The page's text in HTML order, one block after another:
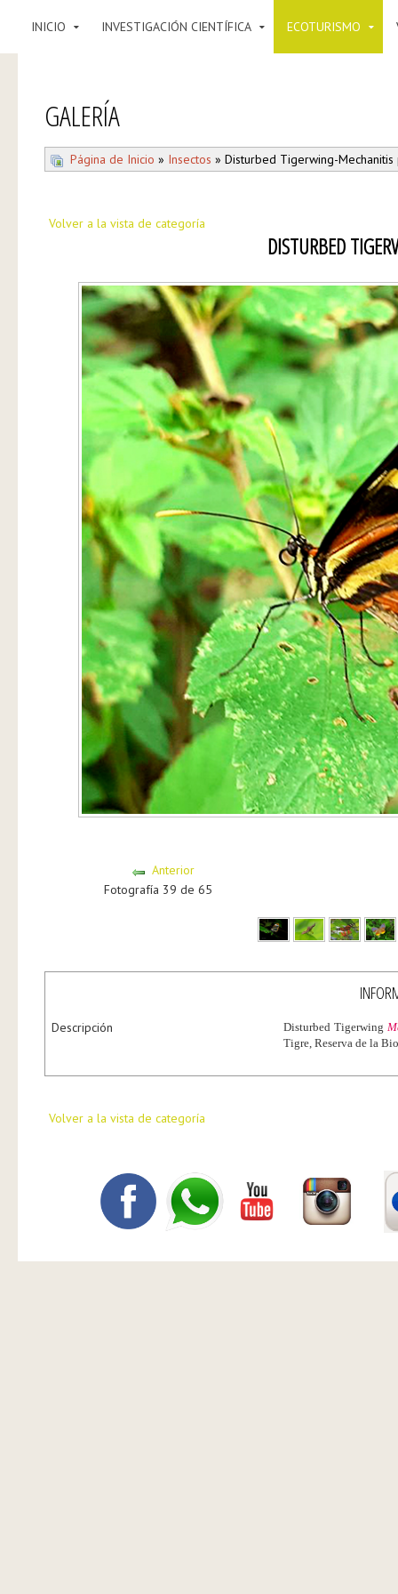
INICIO INVESTIGACIÓN CIENTÍFICA ECOTURISMO
GALERÍA
Página de Inicio » Insectos » Disturbed Tigerwing-Mechanitis
Volver a la vista de categoría
DISTURBED
Anterior
Fotografía 39 de 65
Descripción Disturbed Tigerwing
Tigre, Reserva de la
Volver a la vista de categoría